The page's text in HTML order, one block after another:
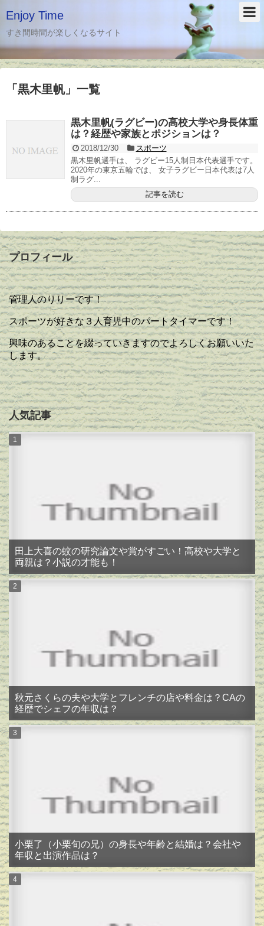
Enjoy Time
すき間時間が楽しくなるサイト
「 黒木里帆」 一覧
黒木里帆(ラグビー)の高校大学や身長体重
は？経歴や家族とポジションは？
2018/12/30
スポーツ
黒木里帆選手は、 ラグビー15人制日本代表選手です。
2020年の東京五輪では、 女子ラグビー日本代表は7人
制ラグ...
記事を読む
プロフィール
管理人のりりーです！
スポーツが好きな３人育児中のパートタイマーです！
興味のあることを綴っていきますのでよろしくお願いいた
します。
人気記事
田上大喜の蚊の研究論文や賞がすごい！高校や大学と
両親は？小説の才能も！
秋元さくらの夫や大学とフレンチの店や料金は？CAの
経歴でシェフの年収は？
小栗了（小栗旬の兄）の身長や年齢と結婚は？会社や
年収と出演作品は？